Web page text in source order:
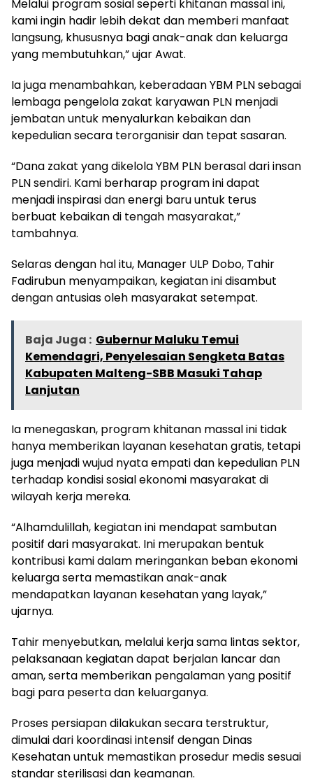
Melalui program sosial seperti khitanan massal ini,
kami ingin hadir lebih dekat dan memberi manfaat
langsung, khususnya bagi anak-anak dan keluarga
yang membutuhkan,” ujar Awat.
Ia juga menambahkan, keberadaan YBM PLN sebagai
lembaga pengelola zakat karyawan PLN menjadi
jembatan untuk menyalurkan kebaikan dan
kepedulian secara terorganisir dan tepat sasaran.
“Dana zakat yang dikelola YBM PLN berasal dari insan
PLN sendiri. Kami berharap program ini dapat
menjadi inspirasi dan energi baru untuk terus
berbuat kebaikan di tengah masyarakat,”
tambahnya.
Selaras dengan hal itu, Manager ULP Dobo, Tahir
Fadirubun menyampaikan, kegiatan ini disambut
dengan antusias oleh masyarakat setempat.
Baja Juga : Gubernur Maluku Temui
Kemendagri, Penyelesaian Sengketa Batas
Kabupaten Malteng-SBB Masuki Tahap
Lanjutan
Ia menegaskan, program khitanan massal ini tidak
hanya memberikan layanan kesehatan gratis, tetapi
juga menjadi wujud nyata empati dan kepedulian PLN
terhadap kondisi sosial ekonomi masyarakat di
wilayah kerja mereka.
“Alhamdulillah, kegiatan ini mendapat sambutan
positif dari masyarakat. Ini merupakan bentuk
kontribusi kami dalam meringankan beban ekonomi
keluarga serta memastikan anak-anak
mendapatkan layanan kesehatan yang layak,”
ujarnya.
Tahir menyebutkan, melalui kerja sama lintas sektor,
pelaksanaan kegiatan dapat berjalan lancar dan
aman, serta memberikan pengalaman yang positif
bagi para peserta dan keluarganya.
Proses persiapan dilakukan secara terstruktur,
dimulai dari koordinasi intensif dengan Dinas
Kesehatan untuk memastikan prosedur medis sesuai
standar sterilisasi dan keamanan.